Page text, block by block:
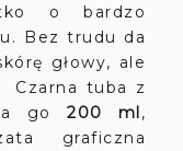
o bardzo
Bez trudu da
głowy, ale
Czarna tuba z
go200 ml,
graficzna